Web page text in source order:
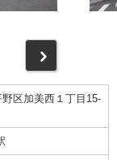
区加美西１丁目15-